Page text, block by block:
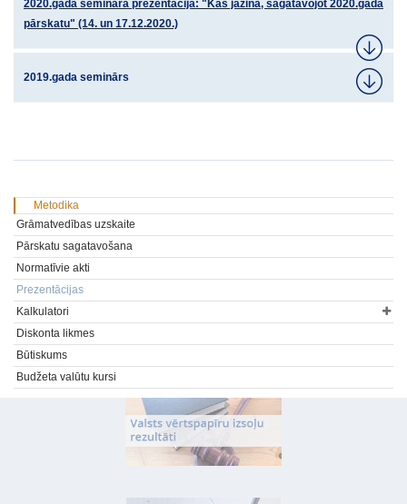
2020.gada semināra prezentācija: "Kas jāzina, sagatavojot 2020.gada
pārskatu" (14. un 17.12.2020.)
2019.gada seminārs
Metodika
Grāmatvedības uzskaite
Pārskatu sagatavošana
Normatīvie akti
Prezentācijas
Kalkulatori
Diskonta likmes
Būtiskums
Budžeta valūtu kursi